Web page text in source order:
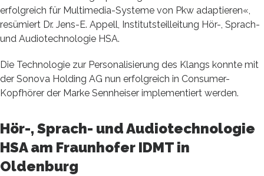
erfolgreich für Multimedia-Systeme von Pkw adaptieren«,
resümiert Dr. Jens-E. Appell, Institutsteilleitung Hör-, Sprach-
und Audiotechnologie HSA.
Die Technologie zur Personalisierung des Klangs konnte mit
der Sonova Holding AG nun erfolgreich in Consumer-
Kopfhörer der Marke Sennheiser implementiert werden.
Hör-, Sprach- und Audiotechnologie
HSA am Fraunhofer IDMT in
Oldenburg